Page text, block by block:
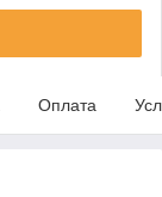
Оплата